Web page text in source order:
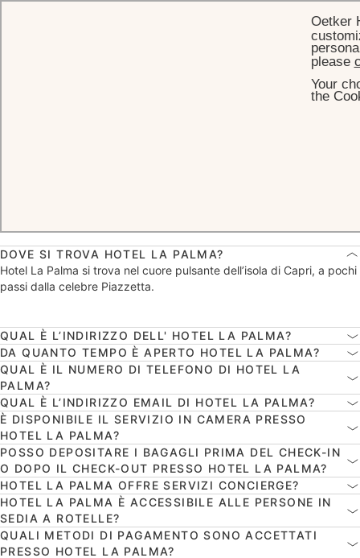
DOVE SI TROVA HOTEL LA PALMA?
Hotel La Palma si trova nel cuore pulsante dell’isola di Capri, a pochi
passi dalla celebre Piazzetta.
QUAL È L’INDIRIZZO DELL' HOTEL LA PALMA?
DA QUANTO TEMPO È APERTO HOTEL LA PALMA?
QUAL È IL NUMERO DI TELEFONO DI HOTEL LA
PALMA?
QUAL È L’INDIRIZZO EMAIL DI HOTEL LA PALMA?
È DISPONIBILE IL SERVIZIO IN CAMERA PRESSO
HOTEL LA PALMA?
POSSO DEPOSITARE I BAGAGLI PRIMA DEL CHECK-IN
O DOPO IL CHECK-OUT PRESSO HOTEL LA PALMA?
HOTEL LA PALMA OFFRE SERVIZI CONCIERGE?
HOTEL LA PALMA È ACCESSIBILE ALLE PERSONE IN
SEDIA A ROTELLE?
QUALI METODI DI PAGAMENTO SONO ACCETTATI
PRESSO HOTEL LA PALMA?
Oetker
please
Your
the